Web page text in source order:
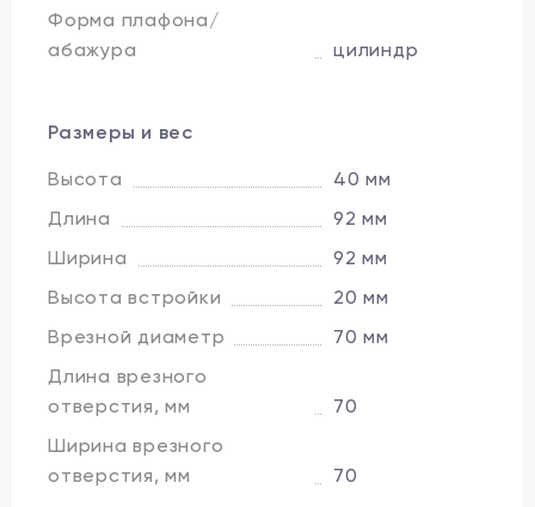
Форма плафона/
абажура
цилиндр
Размеры и вес
Высота
40 мм
Длина
92 мм
Ширина
92 мм
Высота встройки
20 мм
Врезной диаметр
70 мм
Длина врезного
отверстия, мм
70
Ширина врезного
отверстия, мм
70